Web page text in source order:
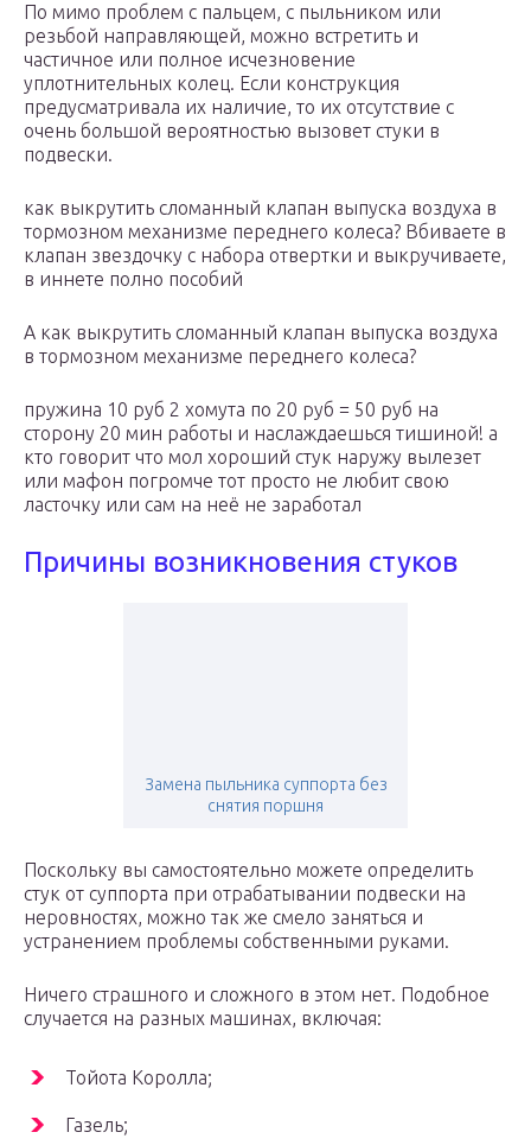
По мимо проблем с пальцем, с пыльником или
резьбой направляющей, можно встретить и
частичное или полное исчезновение
уплотнительных колец. Если конструкция
предусматривала их наличие, то их отсутствие с
очень большой вероятностью вызовет стуки в
подвески.
как выкрутить сломанный клапан выпуска воздуха в
тормозном механизме переднего колеса? Вбиваете в
клапан звездочку с набора отвертки и выкручиваете,
в иннете полно пособий
А как выкрутить сломанный клапан выпуска воздуха
в тормозном механизме переднего колеса?
пружина 10 руб 2 хомута по 20 руб = 50 руб на
сторону 20 мин работы и наслаждаешься тишиной! а
кто говорит что мол хороший стук наружу вылезет
или мафон погромче тот просто не любит свою
ласточку или сам на неё не заработал
Причины возникновения стуков
Замена пыльника суппорта без
снятия поршня
Поскольку вы самостоятельно можете определить
стук от суппорта при отрабатывании подвески на
неровностях, можно так же смело заняться и
устранением проблемы собственными руками.
Ничего страшного и сложного в этом нет. Подобное
случается на разных машинах, включая:
Тойота Королла;
Газель;